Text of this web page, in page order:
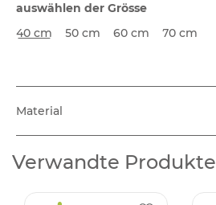
auswählen der Grösse
40 cm
50 cm 60 cm
70 cm
Material
Verwandte Produkte